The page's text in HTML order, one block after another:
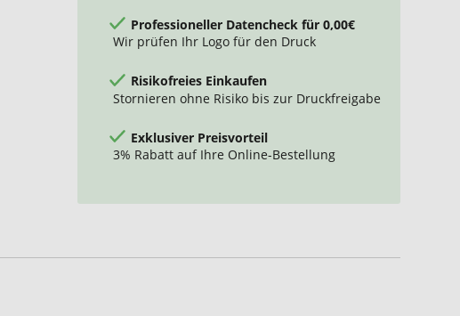
Professioneller Datencheck für 0,00€
Wir prüfen Ihr Logo für den Druck
Risikofreies Einkaufen
Stornieren ohne Risiko bis zur Druckfreigabe
Exklusiver Preisvorteil
3% Rabatt auf Ihre Online-Bestellung